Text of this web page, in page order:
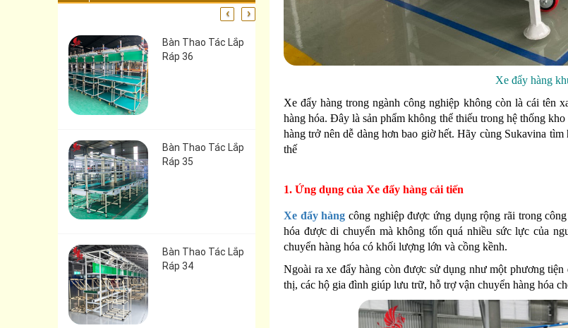
Xe đẩy hàng
Xe đẩy hàng trong ngành công nghiệp không còn là cái tên
hàng hóa. Đây là sản phẩm không thể thiếu trong hệ thống
hàng trở nên dễ dàng hơn bao giờ hết. Hãy cùng Sukavina
thế
1. Ứng dụng của Xe đẩy hàng cải tiến
Xe đẩy hàng công nghiệp được ứng dụng rộng rãi trong
hóa được di chuyển mà không tốn quá nhiều sức lực của
chuyển hàng hóa có khối lượng lớn và cồng kềnh.
Ngoài ra xe đẩy hàng còn được sử dụng như một phương
thị, các hộ gia đình giúp lưu trữ, hỗ trợ vận chuyển hàng hóa
‹
›
Bàn Thao Tác Lắp
Ráp 36
Bàn Thao Tác Lắp
Ráp 35
Bàn Thao Tác Lắp
Ráp 34